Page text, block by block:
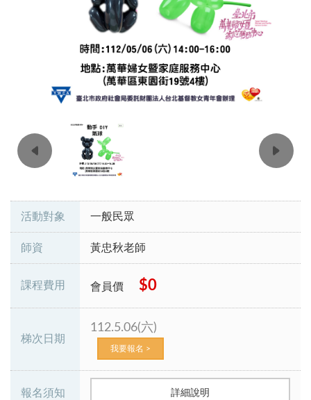
活動對象 一般民眾
師資 黃忠秋老師
課程費用 會員價 $0
梯次日期
112.5.06(六)
我要報名 >
報名須知 詳細說明